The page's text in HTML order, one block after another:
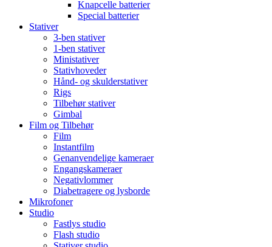
Knapcelle batterier
Special batterier
Stativer
3-ben stativer
1-ben stativer
Ministativer
Stativhoveder
Hånd- og skulderstativer
Rigs
Tilbehør stativer
Gimbal
Film og Tilbehør
Film
Instantfilm
Genanvendelige kameraer
Engangskameraer
Negativlommer
Diabetragere og lysborde
Mikrofoner
Studio
Fastlys studio
Flash studio